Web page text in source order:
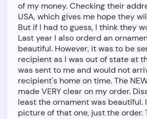
of my money. Checking their
USA, which gives me hope they
But if I had to guess, I think they
Last year I also orderd an
beautiful. However, it was to be
recipient as I was out of state at
was sent to me and would not
recipient's home on time. The
made VERY clear on my order.
least the ornament was beautiful.
picture of that one, just the order.